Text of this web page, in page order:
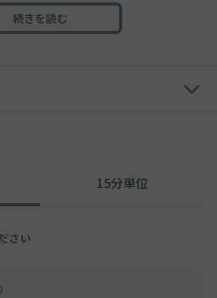
。
続きを読む
15分単位
さい